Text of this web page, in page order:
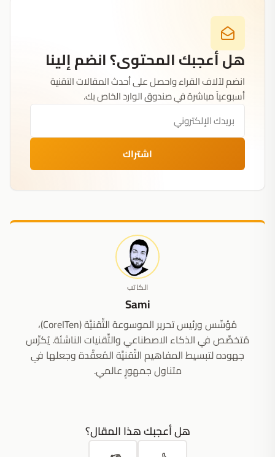
هل أعجبك المحتوى؟ انضم إلينا
انضم لآلاف القراء واحصل على أحدث المقالات التقنية
أسبوعياً مباشرة في صندوق الوارد الخاص بك.
اشتراك
الكاتب
Sami
مُؤسِّس ورئيس تحرير الموسوعة التِّقنيَّة (CoreITen)،
مُتخصِّص في الذكاء الاصطناعي والتِّقنيات الناشئة. يُكرِّس
جهوده لتبسيط المفاهيم التِّقنيَّة المُعقَّدة وجعلها في
متناول جمهورٍ عالمي.
هل أعجبك هذا المقال؟